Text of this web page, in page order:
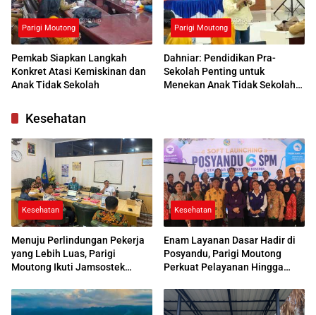
Parigi Moutong
Pemkab Siapkan Langkah
Konkret Atasi Kemiskinan dan
Anak Tidak Sekolah
Parigi Moutong
Dahniar: Pendidikan Pra-
Sekolah Penting untuk
Menekan Anak Tidak Sekolah
Kesehatan
Kesehatan
Menuju Perlindungan Pekerja
yang Lebih Luas, Parigi
Moutong Ikuti Jamsostek
Kesehatan
Enam Layanan Dasar Hadir di
Posyandu, Parigi Moutong
Perkuat Pelayanan Hingga